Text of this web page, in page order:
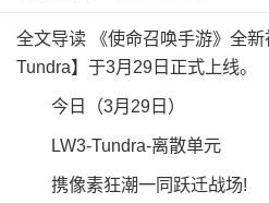
全文导读 《使命召唤手游》全
Tundra】于3月29日正式上线。
今日（3月29日）
LW3-Tundra-离散单元
携像素狂潮一同跃迁战场!